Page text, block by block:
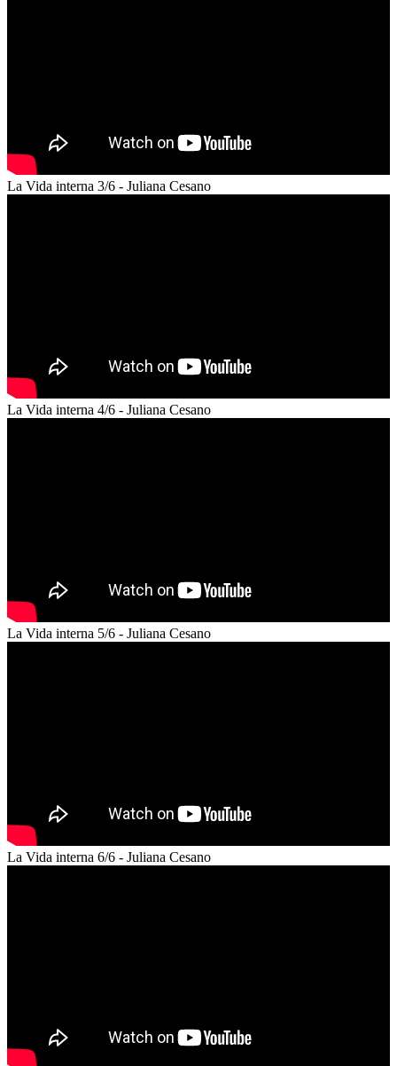
La Vida interna 3/6 - Juliana Cesano
La Vida interna 4/6 - Juliana Cesano
La Vida interna 5/6 - Juliana Cesano
La Vida interna 6/6 - Juliana Cesano